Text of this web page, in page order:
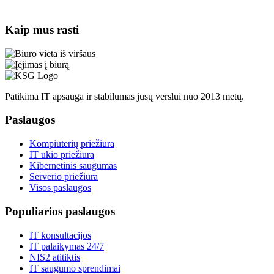
Kaip mus rasti
Patikima IT apsauga ir stabilumas jūsų verslui nuo 2013 metų.
Paslaugos
Kompiuterių priežiūra
IT ūkio priežiūra
Kibernetinis saugumas
Serverio priežiūra
Visos paslaugos
Populiarios paslaugos
IT konsultacijos
IT palaikymas 24/7
NIS2 atitiktis
IT saugumo sprendimai